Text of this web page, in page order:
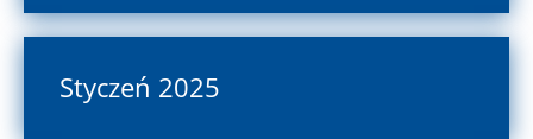
Styczeń 2025